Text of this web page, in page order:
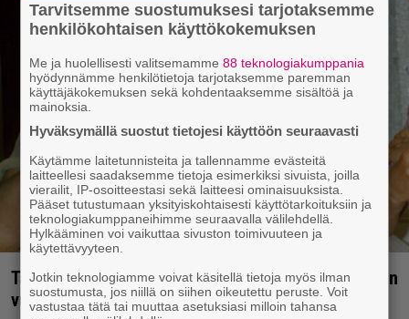
Tänään tv:ssä: Vesa-Matti Loiri palasi Uunon rooliin
vuonna 1998 – Spede vetäytyi sivummalle
Tarvitsemme suostumuksesi tarjotaksemme
henkilökohtaisen käyttökokemuksen
Me ja huolellisesti valitsemamme88 teknologiakumppania
hyödynnämme henkilötietoja tarjotaksemme paremman
käyttäjäkokemuksen sekä kohdentaaksemme sisältöä ja
mainoksia.
Hyväksymällä suostut tietojesi käyttöön seuraavasti
Käytämme laitetunnisteita ja tallennamme evästeitä
laitteellesi saadaksemme tietoja esimerkiksi sivuista, joilla
vierailit, IP-osoitteestasi sekä laitteesi ominaisuuksista.
Pääset tutustumaan yksityiskohtaisesti käyttötarkoituksiin ja
teknologiakumppaneihimme seuraavalla välilehdellä.
Hylkääminen voi vaikuttaa sivuston toimivuuteen ja
käytettävyyteen.
Jotkin teknologiamme voivat käsitellä tietoja myös ilman
suostumusta, jos niillä on siihen oikeutettu peruste. Voit
vastustaa tätä tai muuttaa asetuksiasi milloin tahansa